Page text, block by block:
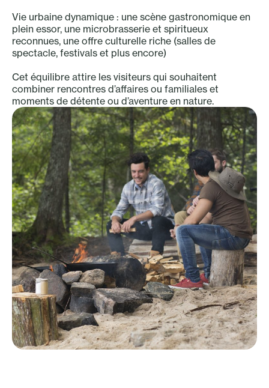
Vie urbaine dynamique : une scène gastronomique en
plein essor, une microbrasserie et spiritueux
reconnues, une offre culturelle riche (salles de
spectacle, festivals et plus encore)
Cet équilibre attire les visiteurs qui souhaitent
combiner rencontres d’affaires ou familiales et
moments de détente ou d’aventure en nature.